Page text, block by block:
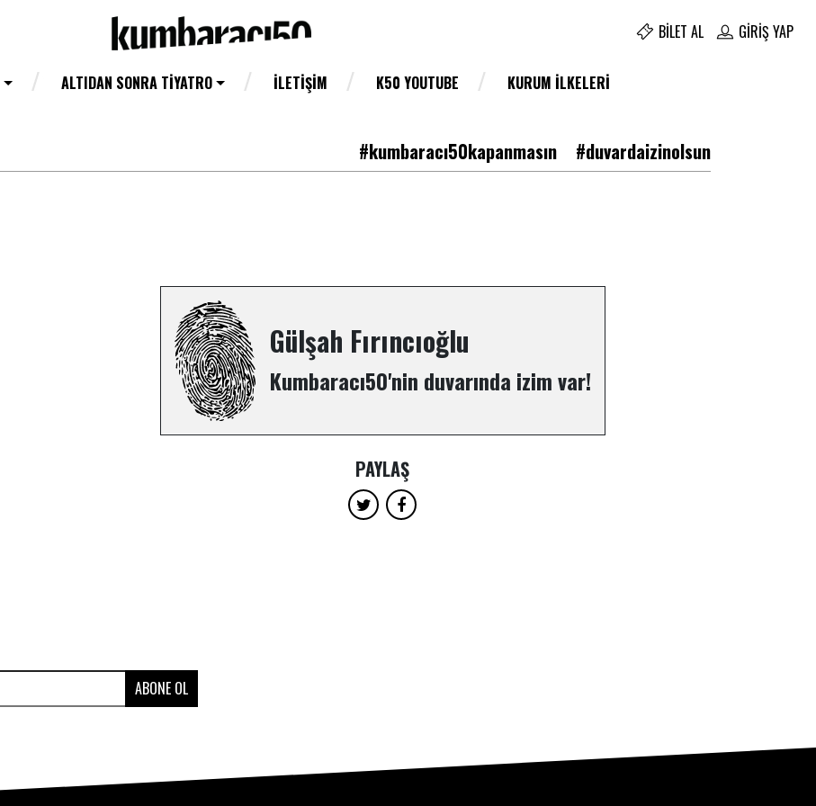
BILET AL GIRIŞ YAP
ALTIDAN SONRA TIYATRO İLETIŞIM K50 YOUTUBE KURUM İLKELERI
#kumbaracı50kapanmasın #duvardaizinolsun
Gülşah Fırıncıoğlu
Kumbaracı50'nin duvarında izim var!
PAYLAŞ
ABONE OL